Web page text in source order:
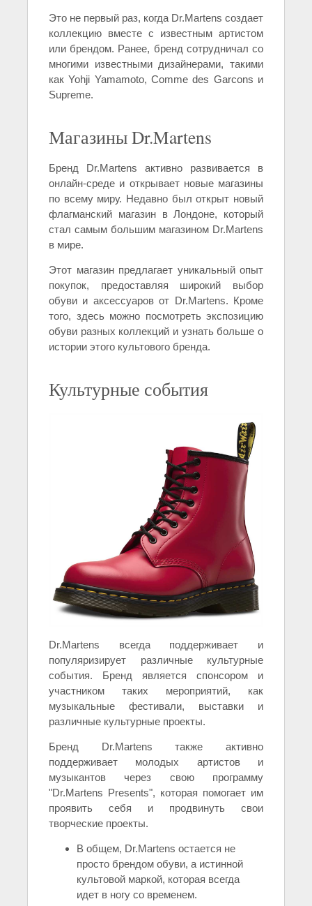
Это не первый раз, когда Dr.Martens создает
коллекцию вместе с известным артистом
или брендом. Ранее, бренд сотрудничал со
многими известными дизайнерами, такими
как Yohji Yamamoto, Comme des Garcons и
Supreme.
Магазины Dr.Martens
Бренд Dr.Martens активно развивается в
онлайн-среде и открывает новые магазины
по всему миру. Недавно был открыт новый
флагманский магазин в Лондоне, который
стал самым большим магазином Dr.Martens
в мире.
Этот магазин предлагает уникальный опыт
покупок, предоставляя широкий выбор
обуви и аксессуаров от Dr.Martens. Кроме
того, здесь можно посмотреть экспозицию
обуви разных коллекций и узнать больше о
истории этого культового бренда.
Культурные события
Dr.Martens всегда поддерживает и
популяризирует различные культурные
события. Бренд является спонсором и
участником таких мероприятий, как
музыкальные фестивали, выставки и
различные культурные проекты.
Бренд Dr.Martens также активно
поддерживает молодых артистов и
музыкантов через свою программу
"Dr.Martens Presents", которая помогает им
проявить себя и продвинуть свои
творческие проекты.
В общем, Dr.Martens остается не
просто брендом обуви, а истинной
культовой маркой, которая всегда
идет в ногу со временем.